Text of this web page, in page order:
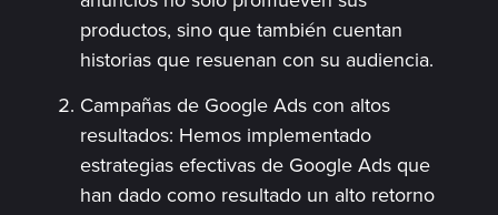
productos, sino que también cuentan
historias que resuenan con su audiencia.
Campañas de Google Ads con altos
resultados: Hemos implementado
estrategias efectivas de Google Ads que
han dado como resultado un alto retorno